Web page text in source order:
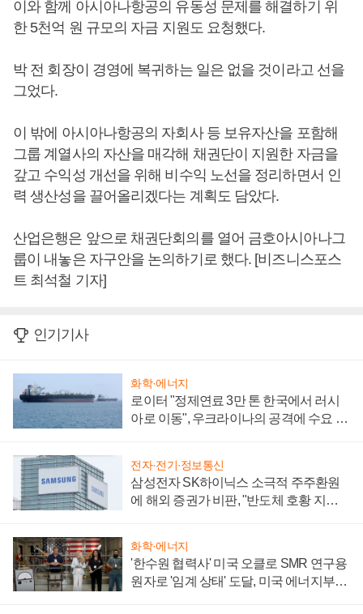
이와 함께 아시아나항공의 유동성 문제를 해결하기 위
한 5천억 원 규모의 자금 지원도 요청했다.
박 전 회장이 경영에 복귀하는 일은 없을 것이라고 선을
그었다.
이 밖에 아시아나항공의 자회사 등 보유자산을 포함해
그룹 계열사의 자산을 매각해 채권단이 지원한 자금을
갚고 수익성 개선을 위해 비수익 노선을 정리하면서 인
력 생산성을 끌어올리겠다는 계획도 담았다.
산업은행은 앞으로 채권단회의를 열어 금호아시아나그
룹이 내놓은 자구안을 논의하기로 했다. [비즈니스포스
트 최석철 기자]
인기기사
화학·에너지
로이터 "정제연료 3만 톤 한국에서 러시
아로 이동", 우크라이나의 공격에 수요 늘
전자·전기·정보통신
삼성전자 SK하이닉스 소극적 주주환원
에 해외 증권가 비판, "반도체 호황 지속
화학·에너지
'한수원 협력사' 미국 오클로 SMR 연구용
원자로 '임계 상태' 도달, 미국 에너지부